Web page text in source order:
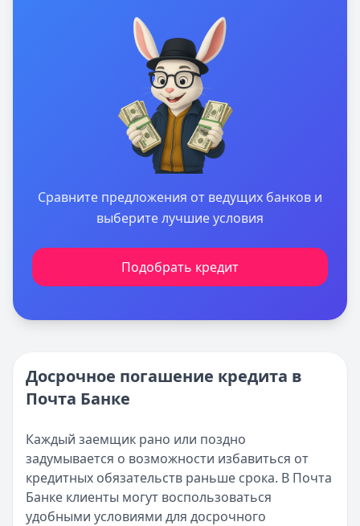
Сравните предложения от ведущих банков и
выберите лучшие условия
Подобрать кредит
Досрочное погашение кредита в
Почта Банке
Каждый заемщик рано или поздно
задумывается о возможности избавиться от
кредитных обязательств раньше срока. В Почта
Банке клиенты могут воспользоваться
удобными условиями для досрочного